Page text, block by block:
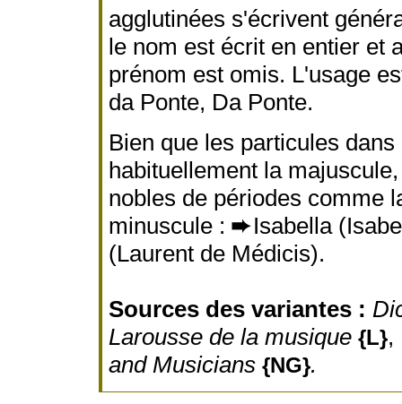
agglutinées s'écrivent
le nom est écrit en entier et
prénom est omis. L'usage
da Ponte, Da Ponte.
Bien que les particules
habituellement la
nobles de périodes comme
minuscule : ➨Isabella
(Laurent de Médicis).
Sources des variantes :
Larousse de la musique {L},
and Musicians {NG}.